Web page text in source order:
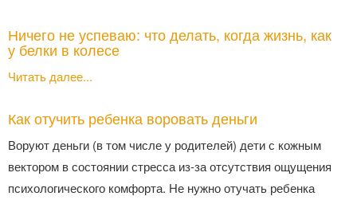
Ничего не успеваю: что делать, когда жизнь, как
у белки в колесе
Читать далее...
Как отучить ребенка воровать деньги
Воруют деньги (в том числе у родителей) дети с кожным
вектором в состоянии стресса из-за отсутствия ощущения
психологического комфорта. Не нужно отучать ребенка